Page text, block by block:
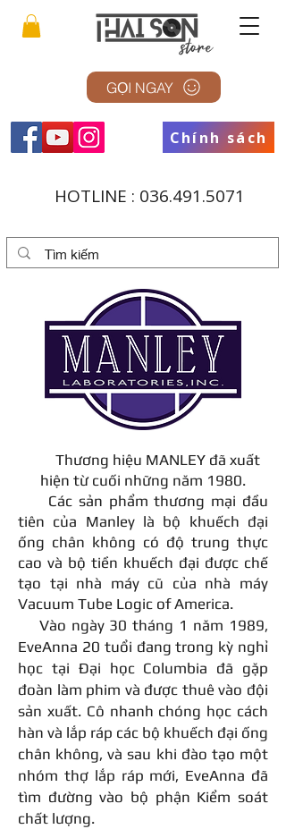
GỌI NGAY
Chính sách
HOTLINE : 036.491.5071
Thương hiệu MANLEY đã xuất
hiện từ cuối những năm 1980.
Các sản phẩm thương mại đầu
tiên của Manley là bộ khuếch đại
ống chân không có độ trung thực
cao và bộ tiền khuếch đại được chế
tạo tại nhà máy cũ của nhà máy
Vacuum Tube Logic of America.
Vào ngày 30 tháng 1 năm 1989,
EveAnna 20 tuổi đang trong kỳ nghỉ
học tại Đại học Columbia đã gặp
đoàn làm phim và được thuê vào đội
sản xuất. Cô nhanh chóng học cách
hàn và lắp ráp các bộ khuếch đại ống
chân không, và sau khi đào tạo một
nhóm thợ lắp ráp mới, EveAnna đã
tìm đường vào bộ phận Kiểm soát
chất lượng.